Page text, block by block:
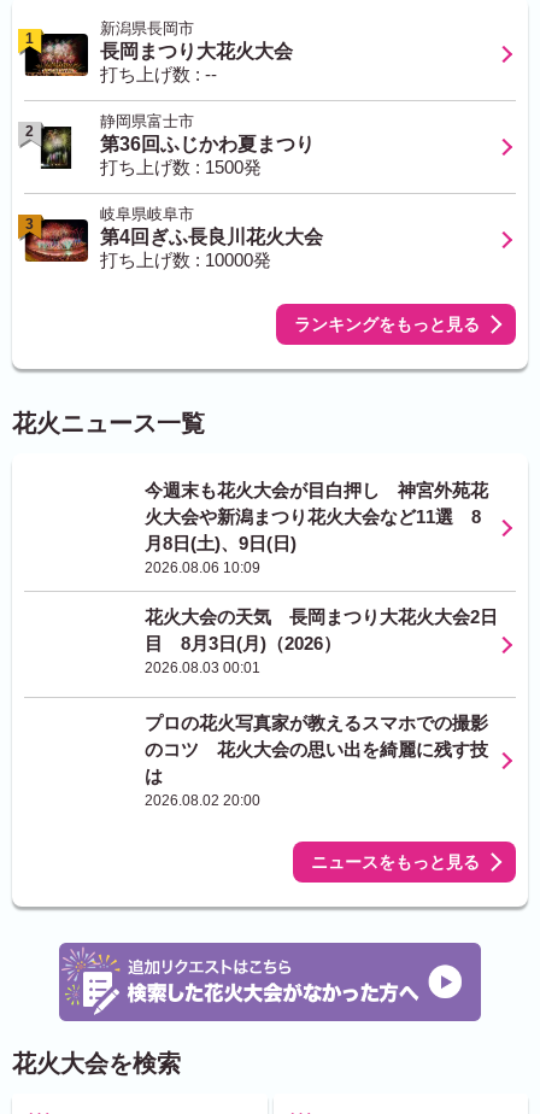
1
新潟県長岡市
長岡まつり大花火大会
打ち上げ数 : --
2
静岡県富士市
第36回ふじかわ夏まつり
打ち上げ数 : 1500発
3
岐阜県岐阜市
第4回ぎふ長良川花火大会
打ち上げ数 : 10000発
ランキングをもっと見る
花火ニュース一覧
今週末も花火大会が目白押し 神宮外苑花
火大会や新潟まつり花火大会など11選 8
月8日(土)、9日(日)
2026.08.06 10:09
花火大会の天気 長岡まつり大花火大会2日
目 8月3日(月)（2026）
2026.08.03 00:01
プロの花火写真家が教えるスマホでの撮影
のコツ 花火大会の思い出を綺麗に残す技
は
2026.08.02 20:00
ニュースをもっと見る
花火大会を検索